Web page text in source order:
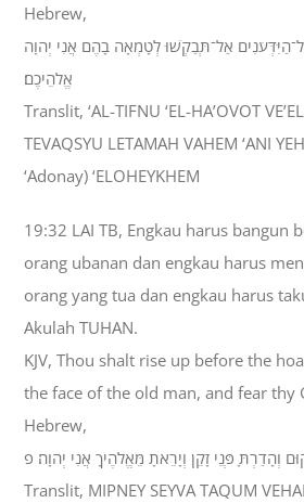
Hebrew,
אַל־תְּבַקְשׁוּ לְטָמְאָה בָהֶם אֲנִי יְהוָה
אֱלֹהֵיכֶם׃
Translit, ‘AL-TIFNU ‘EL-HA’OVOT
TEVAQSYU LETAMAH VAHEM ‘ANI
‘Adonay) ‘ELOHEYKHEM
19:32 LAI TB, Engkau harus bangun
orang ubanan dan engkau harus
orang yang tua dan engkau harus
Akulah TUHAN.
KJV, Thou shalt rise up before the
the face of the old man, and fear thy
Hebrew,
וְהָדַרְתָּ פְּנֵי זָקֵן וְיָרֵאתָ מֵּאֱלֹהֶיךָ אֲנִי יְהוָה׃ פ
Translit, MIPNEY SEYVA TAQUM